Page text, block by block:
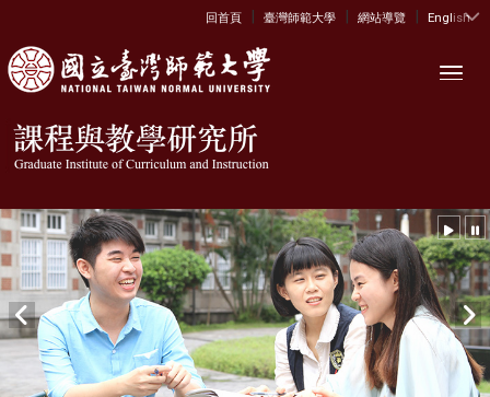
:::
回首頁 | 臺灣師範大學 | 網站導覽 | English